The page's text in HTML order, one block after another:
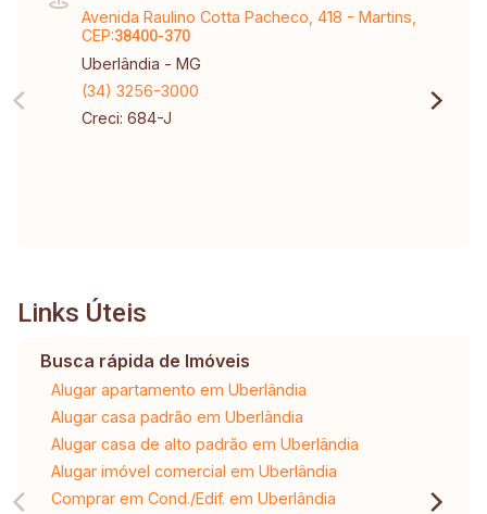
Avenida Raulino Cotta Pacheco, 418 - Martins,
CEP:38400-370
Uberlândia - MG
(34) 3256-3000
Creci: 684-J
Links Úteis
Busca rápida de Imóveis
Alugar apartamento em Uberlândia
Alugar casa padrão em Uberlândia
Alugar casa de alto padrão em Uberlândia
Alugar imóvel comercial em Uberlândia
Comprar em Cond./Edif. em Uberlândia